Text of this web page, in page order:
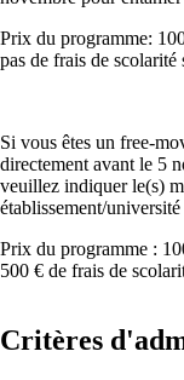
Prix du programme:
pas de frais de scolarité
Si vous êtes un free-
directement avant le 5
veuillez indiquer le(s)
établissement/
Prix du programme :
500 € de frais de
Critères